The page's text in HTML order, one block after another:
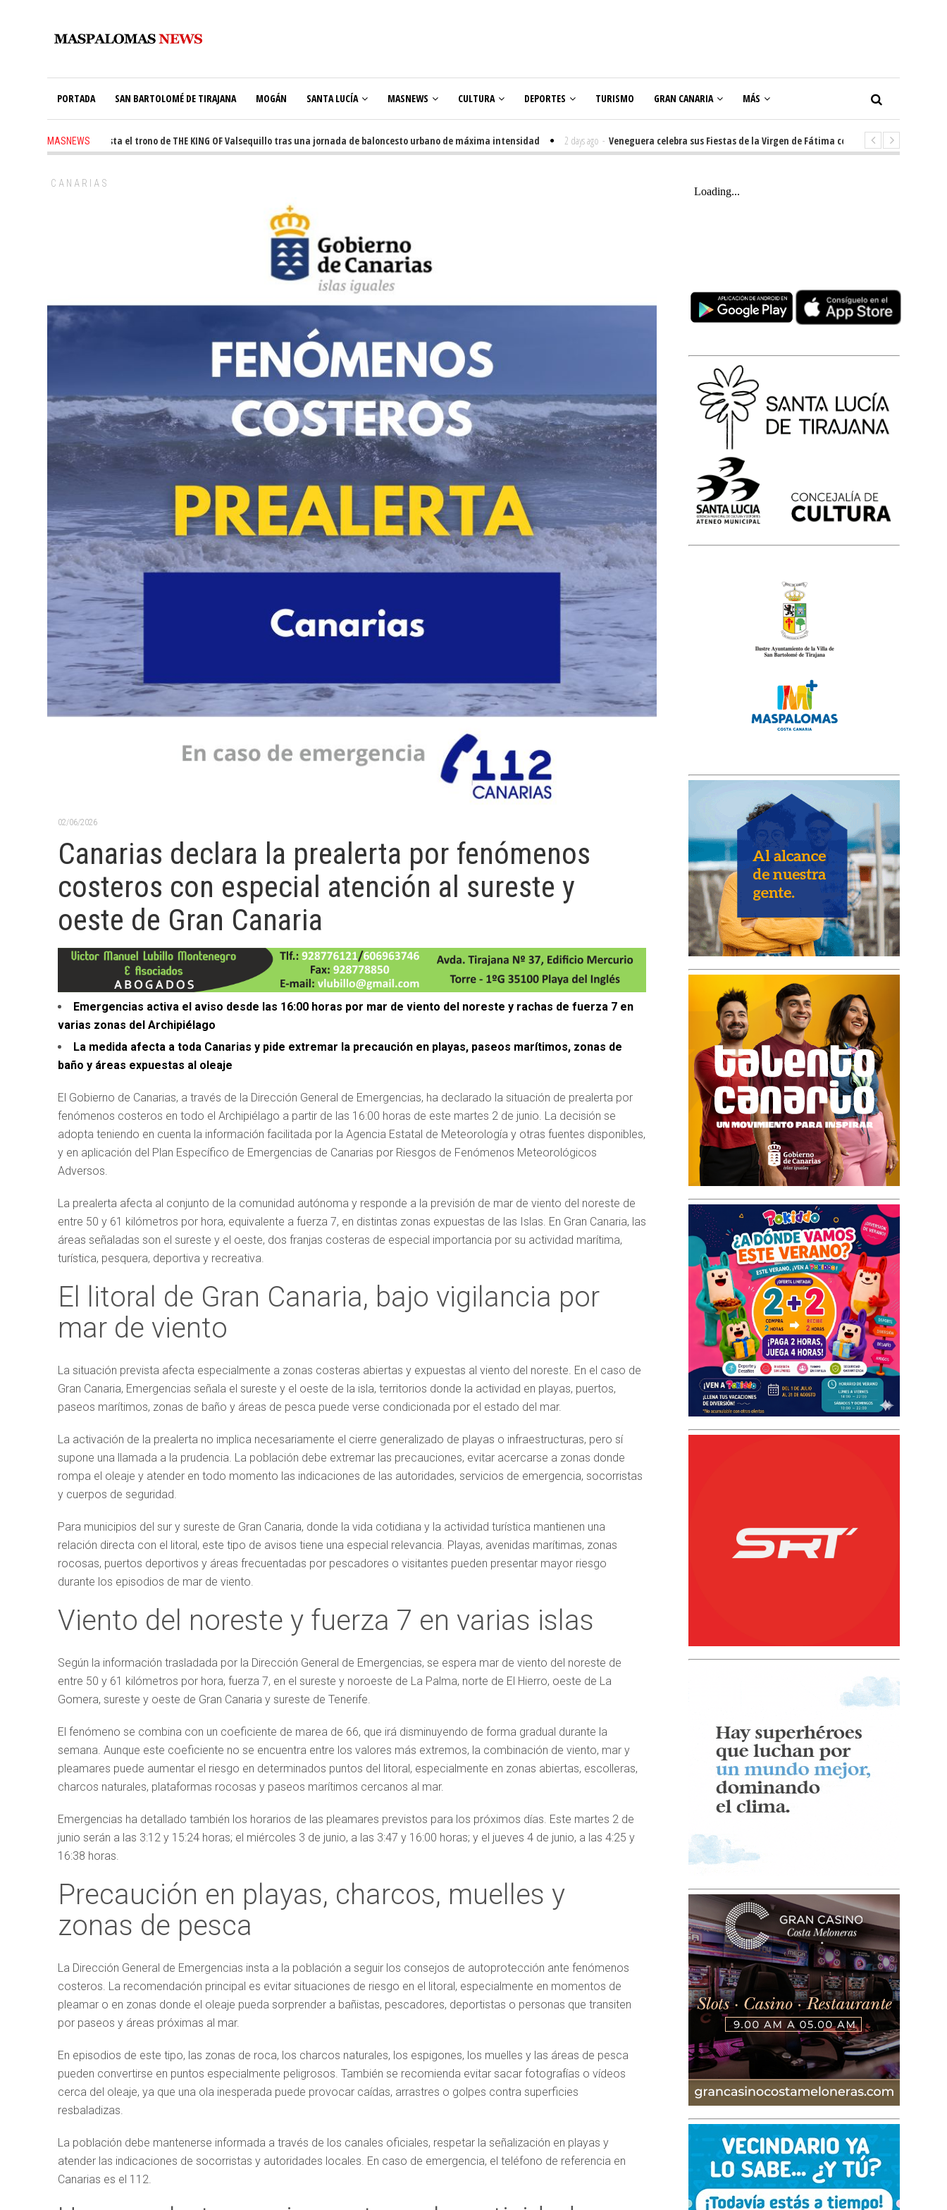
PORTADA SAN BARTOLOMÉ DE TIRAJANA MOGÁN SANTA LUCÍA MASNEWS CULTURA DEPORTES TURISMO GRAN CANARIA MÁS
MASNEWS
Ale Martín conquista el trono de THE KING OF Valsequillo tras una jornada de baloncesto urbano de máxima intensidad 2 days ago - Veneguera celebra sus Fiestas de la Virgen de Fátima con diez días de tradición,
CANARIAS
02/06/2026
Canarias declara la prealerta por fenómenos
costeros con especial atención al sureste y
oeste de Gran Canaria
Emergencias activa el aviso desde las 16:00 horas por mar de viento del noreste y rachas de fuerza 7 en
varias zonas del Archipiélago
La medida afecta a toda Canarias y pide extremar la precaución en playas, paseos marítimos, zonas de
baño y áreas expuestas al oleaje
El Gobierno de Canarias, a través de la Dirección General de Emergencias, ha declarado la situación de prealerta por
fenómenos costeros en todo el Archipiélago a partir de las 16:00 horas de este martes 2 de junio. La decisión se
adopta teniendo en cuenta la información facilitada por la Agencia Estatal de Meteorología y otras fuentes disponibles,
y en aplicación del Plan Específico de Emergencias de Canarias por Riesgos de Fenómenos Meteorológicos
Adversos.
La prealerta afecta al conjunto de la comunidad autónoma y responde a la previsión de mar de viento del noreste de
entre 50 y 61 kilómetros por hora, equivalente a fuerza 7, en distintas zonas expuestas de las Islas. En Gran Canaria, las
áreas señaladas son el sureste y el oeste, dos franjas costeras de especial importancia por su actividad marítima,
turística, pesquera, deportiva y recreativa.
El litoral de Gran Canaria, bajo vigilancia por
mar de viento
La situación prevista afecta especialmente a zonas costeras abiertas y expuestas al viento del noreste. En el caso de
Gran Canaria, Emergencias señala el sureste y el oeste de la isla, territorios donde la actividad en playas, puertos,
paseos marítimos, zonas de baño y áreas de pesca puede verse condicionada por el estado del mar.
La activación de la prealerta no implica necesariamente el cierre generalizado de playas o infraestructuras, pero sí
supone una llamada a la prudencia. La población debe extremar las precauciones, evitar acercarse a zonas donde
rompa el oleaje y atender en todo momento las indicaciones de las autoridades, servicios de emergencia, socorristas
y cuerpos de seguridad.
Para municipios del sur y sureste de Gran Canaria, donde la vida cotidiana y la actividad turística mantienen una
relación directa con el litoral, este tipo de avisos tiene una especial relevancia. Playas, avenidas marítimas, zonas
rocosas, puertos deportivos y áreas frecuentadas por pescadores o visitantes pueden presentar mayor riesgo
durante los episodios de mar de viento.
Viento del noreste y fuerza 7 en varias islas
Según la información trasladada por la Dirección General de Emergencias, se espera mar de viento del noreste de
entre 50 y 61 kilómetros por hora, fuerza 7, en el sureste y noroeste de La Palma, norte de El Hierro, oeste de La
Gomera, sureste y oeste de Gran Canaria y sureste de Tenerife.
El fenómeno se combina con un coeficiente de marea de 66, que irá disminuyendo de forma gradual durante la
semana. Aunque este coeficiente no se encuentra entre los valores más extremos, la combinación de viento, mar y
pleamares puede aumentar el riesgo en determinados puntos del litoral, especialmente en zonas abiertas, escolleras,
charcos naturales, plataformas rocosas y paseos marítimos cercanos al mar.
Emergencias ha detallado también los horarios de las pleamares previstos para los próximos días. Este martes 2 de
junio serán a las 3:12 y 15:24 horas; el miércoles 3 de junio, a las 3:47 y 16:00 horas; y el jueves 4 de junio, a las 4:25 y
16:38 horas.
Precaución en playas, charcos, muelles y
zonas de pesca
La Dirección General de Emergencias insta a la población a seguir los consejos de autoprotección ante fenómenos
costeros. La recomendación principal es evitar situaciones de riesgo en el litoral, especialmente en momentos de
pleamar o en zonas donde el oleaje pueda sorprender a bañistas, pescadores, deportistas o personas que transiten
por paseos y áreas próximas al mar.
En episodios de este tipo, las zonas de roca, los charcos naturales, los espigones, los muelles y las áreas de pesca
pueden convertirse en puntos especialmente peligrosos. También se recomienda evitar sacar fotografías o vídeos
cerca del oleaje, ya que una ola inesperada puede provocar caídas, arrastres o golpes contra superficies
resbaladizas.
La población debe mantenerse informada a través de los canales oficiales, respetar la señalización en playas y
atender las indicaciones de socorristas y autoridades locales. En caso de emergencia, el teléfono de referencia en
Canarias es el 112.